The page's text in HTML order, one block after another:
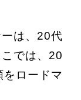
は、20代
では、20
ロードマ